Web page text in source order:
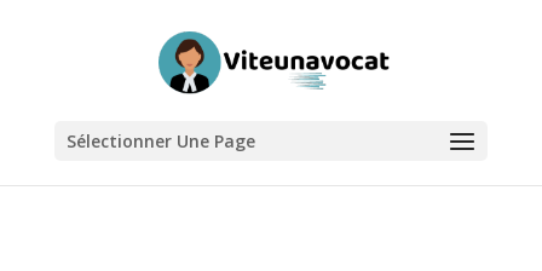
Sélectionner Une Page